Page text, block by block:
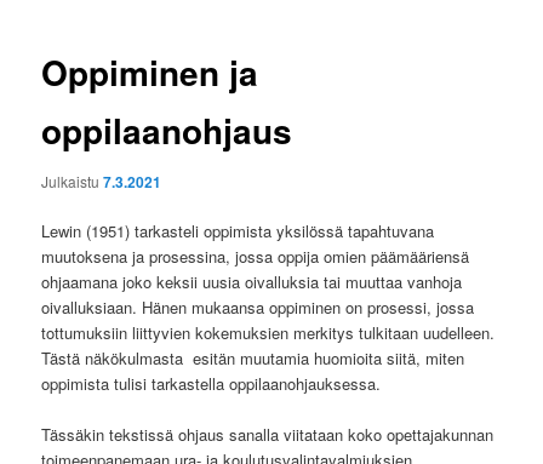
Oppiminen ja
oppilaanohjaus
Julkaistu7.3.2021
Lewin (1951) tarkasteli oppimista yksilössä tapahtuvana
muutoksena ja prosessina, jossa oppija omien päämääriensä
ohjaamana joko keksii uusia oivalluksia tai muuttaa vanhoja
oivalluksiaan. Hänen mukaansa oppiminen on prosessi, jossa
tottumuksiin liittyvien kokemuksien merkitys tulkitaan uudelleen.
Tästä näkökulmasta esitän muutamia huomioita siitä, miten
oppimista tulisi tarkastella oppilaanohjauksessa.
Tässäkin tekstissä ohjaus sanalla viitataan koko opettajakunnan